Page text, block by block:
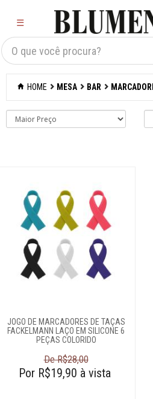
☰
Criar Lista×
Organização
Eletros
Bar
Abridores de
garrafas
Acessórios
Champanheiras
Coqueteleiras
Decanters
Dispenseres de
HOME MESA BAR
JOGO DE MARCADORES DE TAÇAS
FACKELMANN LAÇO EM SILICONE 6
PEÇAS COLORIDO
De R$28,00
Por R$19,90 à vista